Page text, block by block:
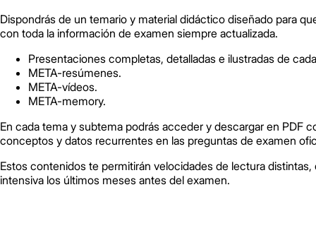
Dispondrás de un temario y material didáctico diseñado para
con toda la información de examen siempre actualizada.
Presentaciones completas, detalladas e ilustradas de
META-resúmenes.
META-vídeos.
META-memory.
En cada tema y subtema podrás acceder y descargar en PDF
conceptos y datos recurrentes en las preguntas de examen
Estos contenidos te permitirán velocidades de lectura
intensiva los últimos meses antes del examen.